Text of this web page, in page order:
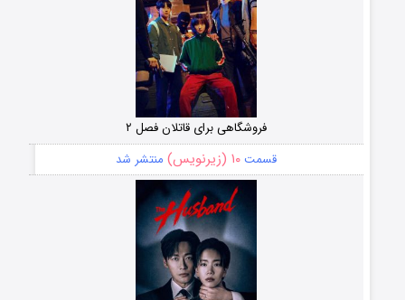
فروشگاهی برای قاتلان فصل ۲
قسمت۱۰ (زیرنویس) منتشر شد